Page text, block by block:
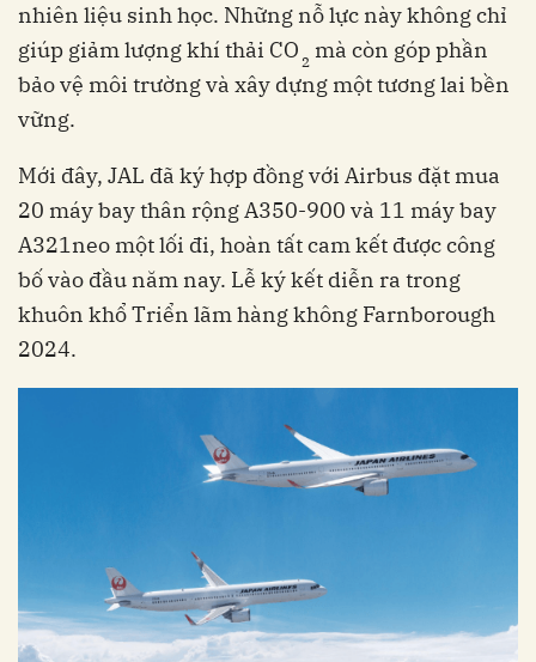
nhiên liệu sinh học. Những nỗ lực này không chỉ
giúp giảm lượng khí thải CO 2 mà còn góp phần
bảo vệ môi trường và xây dựng một tương lai bền
vững.
Mới đây, JAL đã ký hợp đồng với Airbus đặt mua
20 máy bay thân rộng A350-900 và 11 máy bay
A321neo một lối đi, hoàn tất cam kết được công
bố vào đầu năm nay. Lễ ký kết diễn ra trong
khuôn khổ Triển lãm hàng không Farnborough
2024.